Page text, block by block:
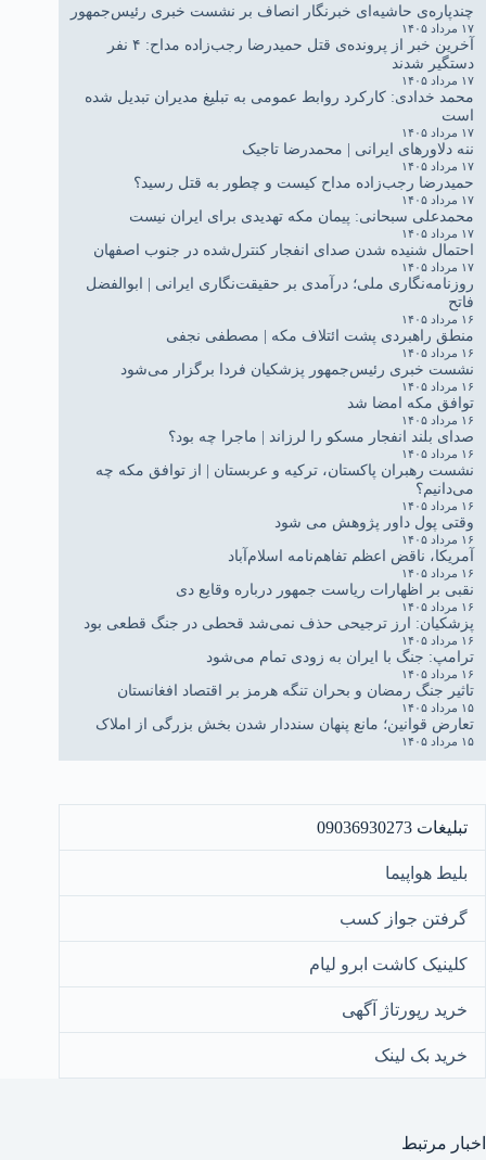
چندپاره‌ی حاشیه‌ای خبرنگار انصاف بر نشست خبری رئیس‌جمهور
۱۷ مرداد ۱۴۰۵
آخرین خبر از پرونده‌ی قتل حمیدرضا رجب‌زاده مداح: ۴ نفر
دستگیر شدند
۱۷ مرداد ۱۴۰۵
محمد خدادی: کارکرد روابط عمومی به تبلیغ مدیران تبدیل شده
است
۱۷ مرداد ۱۴۰۵
ننه دلاورهای ایرانی | محمدرضا تاجیک
۱۷ مرداد ۱۴۰۵
حمیدرضا رجب‌زاده مداح کیست و چطور به قتل رسید؟
۱۷ مرداد ۱۴۰۵
محمدعلی سبحانی: پیمان مکه تهدیدی برای ایران نیست
۱۷ مرداد ۱۴۰۵
احتمال شنیده شدن صدای انفجار کنترل‌شده در جنوب اصفهان
۱۷ مرداد ۱۴۰۵
روزنامه‌نگاری ملی؛ درآمدی بر حقیقت‌نگاری ایرانی | ابوالفضل
فاتح
۱۶ مرداد ۱۴۰۵
منطق راهبردی پشت ائتلاف مکه | مصطفی نجفی
۱۶ مرداد ۱۴۰۵
نشست خبری رئیس‌جمهور پزشکیان فردا برگزار می‌شود
۱۶ مرداد ۱۴۰۵
توافق مکه امضا شد
۱۶ مرداد ۱۴۰۵
صدای بلند انفجار مسکو را لرزاند | ماجرا چه بود؟
۱۶ مرداد ۱۴۰۵
نشست رهبران پاکستان، ترکیه و عربستان | از توافق مکه چه
می‌دانیم؟
۱۶ مرداد ۱۴۰۵
وقتی پول داور پژوهش می شود
۱۶ مرداد ۱۴۰۵
آمریکا، ناقض اعظم تفاهم‌نامه اسلام‌آباد
۱۶ مرداد ۱۴۰۵
نقبی بر اظهارات ریاست جمهور درباره وقایع دی
۱۶ مرداد ۱۴۰۵
پزشکیان: ارز ترجیحی حذف نمی‌شد قحطی در جنگ قطعی بود
۱۶ مرداد ۱۴۰۵
ترامپ: جنگ با ایران به زودی تمام می‌شود
۱۶ مرداد ۱۴۰۵
تاثیر جنگ رمضان و بحران تنگه هرمز بر اقتصاد افغانستان
۱۵ مرداد ۱۴۰۵
تعارض قوانین؛ مانع پنهان سنددار شدن بخش بزرگی از املاک
۱۵ مرداد ۱۴۰۵
تبلیغات 09036930273
بلیط هواپیما
گرفتن جواز کسب
کلینیک کاشت ابرو لیام
خرید رپورتاژ آگهی
خرید بک لینک
اخبار مرتبط